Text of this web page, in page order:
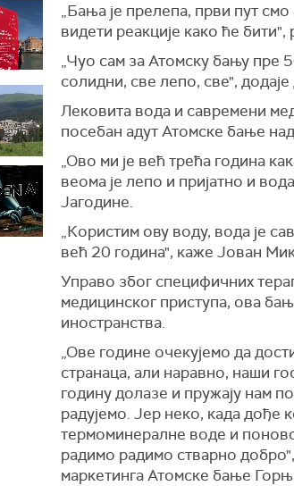
„Бања је прелепа, први пут
видети реакције како ће
„Чуо сам за Атомску бању пре
солидни, све лепо, све",
Лековита вода и савремени
посебан адут Атомске бање
„Ово ми је већ трећа година
веома је лепо и пријатно и
Јагодине.
„Користим ову воду, вода је
већ 20 година", каже Јован
Управо због специфичних
медицинског приступа, ова
иностранства.
„Ове године очекујемо да
странаца, али наравно, наши
годину долазе и пружају нам
радујемо. Јер неко, када дође
термоминералне воде и
радимо радимо стварно
маркетинга Атомске бање